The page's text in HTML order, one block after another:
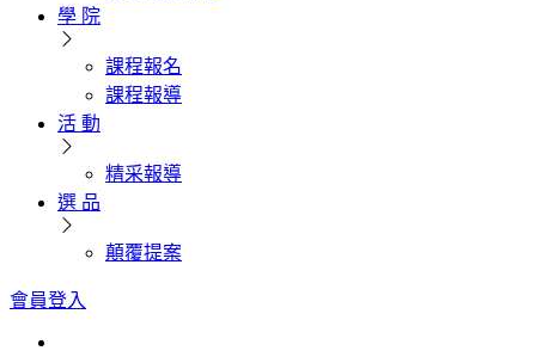
學 院
課程報名
課程報導
活 動
精采報導
選 品
顛覆提案
會員登入